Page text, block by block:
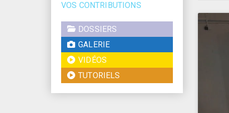
VOS CONTRIBUTIONS
DOSSIERS
GALERIE
VIDÉOS
TUTORIELS